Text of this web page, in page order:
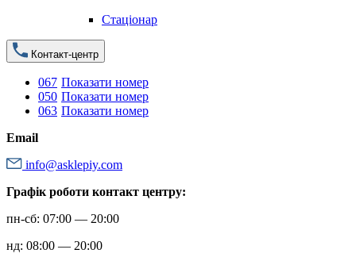
Стаціонар
Контакт-центр
067 Показати номер
050 Показати номер
063 Показати номер
Email
info@asklepiy.com
Графік роботи контакт центру:
пн-сб: 07:00 — 20:00
нд: 08:00 — 20:00